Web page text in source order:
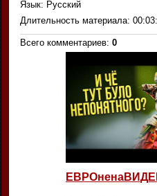
Язык: Русский
Длительность материала:
Всего комментариев: 0